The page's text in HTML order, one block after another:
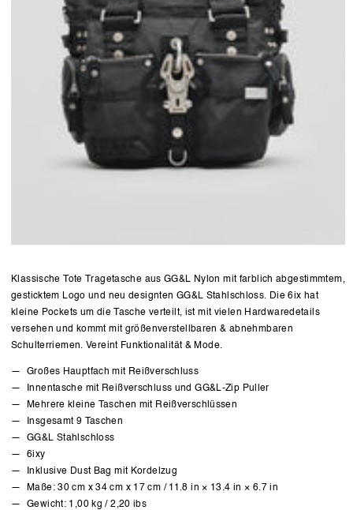
Klassische Tote Tragetasche aus GG&L Nylon mit farblich abgestimmtem,
gesticktem Logo und neu designten GG&L Stahlschloss. Die 6ix hat
kleine Pockets um die Tasche verteilt, ist mit vielen Hardwaredetails
versehen und kommt mit größenverstellbaren & abnehmbaren
Schulterriemen. Vereint Funktionalität & Mode.
Großes Hauptfach mit Reißverschluss
Innentasche mit Reißverschluss und GG&L-Zip Puller
Mehrere kleine Taschen mit Reißverschlüssen
Insgesamt 9 Taschen
GG&L Stahlschloss
6ixy
Inklusive Dust Bag mit Kordelzug
Maße: 30 cm x 34 cm x 17 cm / 11.8 in × 13.4 in × 6.7 in
Gewicht: 1,00 kg / 2,20 ibs